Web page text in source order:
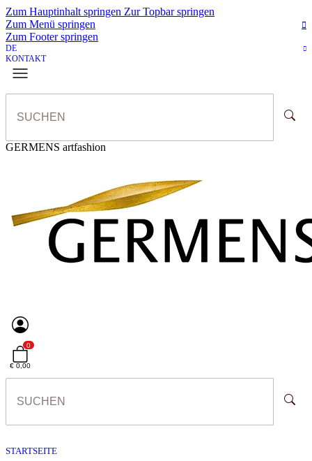
Zum Hauptinhalt springen Zur Topbar springen
Zum Menü springen
Zum Footer springen
DE
KONTAKT
GERMENS artfashion
0
€ 0,00
STARTSEITE